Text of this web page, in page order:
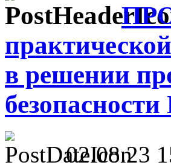
в решении
безопасности
02.08.23